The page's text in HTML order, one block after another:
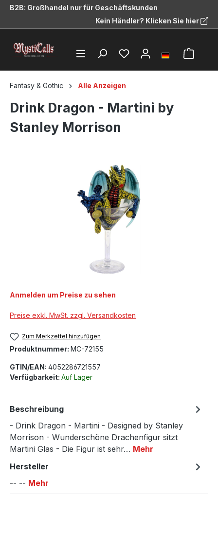
springen
B2B: Großhandel nur für Geschäftskunden
Kein Händler? Klicken Sie hier
Fantasy & Gothic Alle Anzeigen
Drink Dragon - Martini by
Stanley Morrison
Anmelden um Preise zu sehen
Preise exkl. MwSt. zzgl. Versandkosten
Zum Merkzettel hinzufügen
Produktnummer: MC-72155
GTIN/EAN: 4052286721557
Verfügbarkeit: Auf Lager
Beschreibung
- Drink Dragon - Martini - Designed by Stanley
Morrison - Wunderschöne Drachenfigur sitzt
Martini Glas - Die Figur ist sehr… Mehr
Hersteller
-- -- Mehr